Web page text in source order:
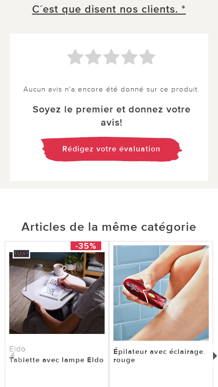
C´est que disent nos clients. *
Aucun avis n'a encore été donné sur ce produit.
Soyez le premier et donnez votre
avis!
Rédigez votre évaluation
Articles de la même catégorie
-35%
Eldo
Tablette avec lampe Eldo
Épilateur avec éclairage,
rouge